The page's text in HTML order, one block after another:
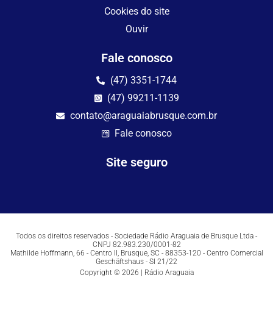
Cookies do site
Ouvir
Fale conosco
(47) 3351-1744
(47) 99211-1139
contato@araguaiabrusque.com.br
Fale conosco
Site seguro
Todos os direitos reservados - Sociedade Rádio Araguaia de Brusque Ltda -
CNPJ 82.983.230/0001-82
Mathilde Hoffmann, 66 - Centro II, Brusque, SC - 88353-120 - Centro Comercial
Geschäftshaus - Sl 21/22
Copyright © 2026 | Rádio Araguaia